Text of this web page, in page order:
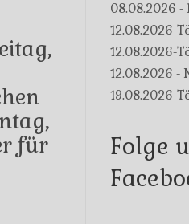
für
08.08.2026
12.08.2026-
12.08.2026-
12.08.2026 -
19.08.2026-
Folge